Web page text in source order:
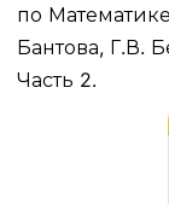
по
Бантова, Г.В.
Часть 2.